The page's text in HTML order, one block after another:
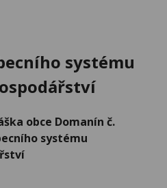
systému
obce Domanín č.
systému